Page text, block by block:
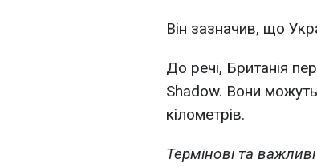
Він зазначив, що
До речі, Британія
Shadow. Вони
кілометрів.
Термінові та